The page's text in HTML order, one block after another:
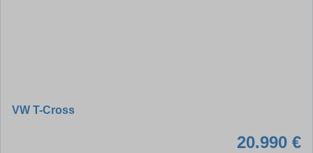
VW T-Cross
20.990 €